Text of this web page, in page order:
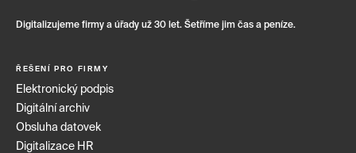
Digitalizujeme firmy a úřady už 30 let. Šetříme jim čas a peníze.
ŘEŠENÍ PRO FIRMY
Elektronický podpis
Digitální archiv
Obsluha datovek
Digitalizace HR